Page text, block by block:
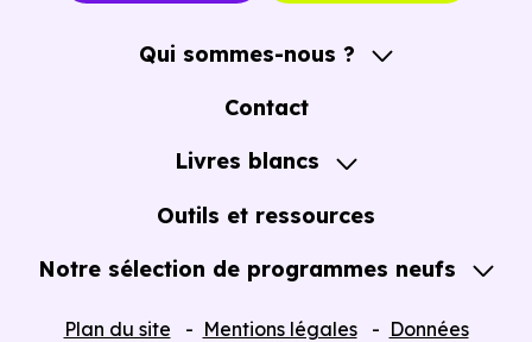
Qui sommes-nous ?
A propos
Contact
Livres blancs
Guide de l'Achat immobilier neuf en VEFA
Outils et ressources
Notre sélection de programmes neufs
Plan du site Mentions légales
Données